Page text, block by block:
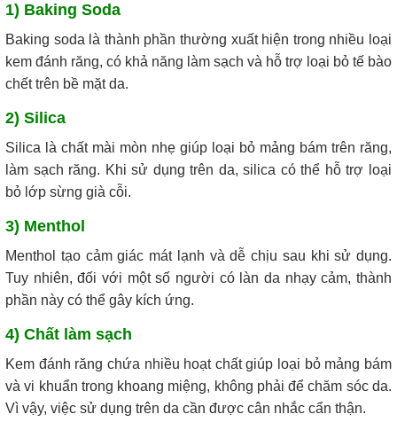
1) Baking Soda
Baking soda là thành phần thường xuất hiện trong nhiều loại
kem đánh răng, có khả năng làm sạch và hỗ trợ loại bỏ tế bào
chết trên bề mặt da.
2) Silica
Silica là chất mài mòn nhẹ giúp loại bỏ mảng bám trên răng,
làm sạch răng. Khi sử dụng trên da, silica có thể hỗ trợ loại
bỏ lớp sừng già cỗi.
3) Menthol
Menthol tạo cảm giác mát lạnh và dễ chịu sau khi sử dụng.
Tuy nhiên, đối với một số người có làn da nhạy cảm, thành
phần này có thể gây kích ứng.
4) Chất làm sạch
Kem đánh răng chứa nhiều hoạt chất giúp loại bỏ mảng bám
và vi khuẩn trong khoang miệng, không phải để chăm sóc da.
Vì vậy, việc sử dụng trên da cần được cân nhắc cẩn thận.